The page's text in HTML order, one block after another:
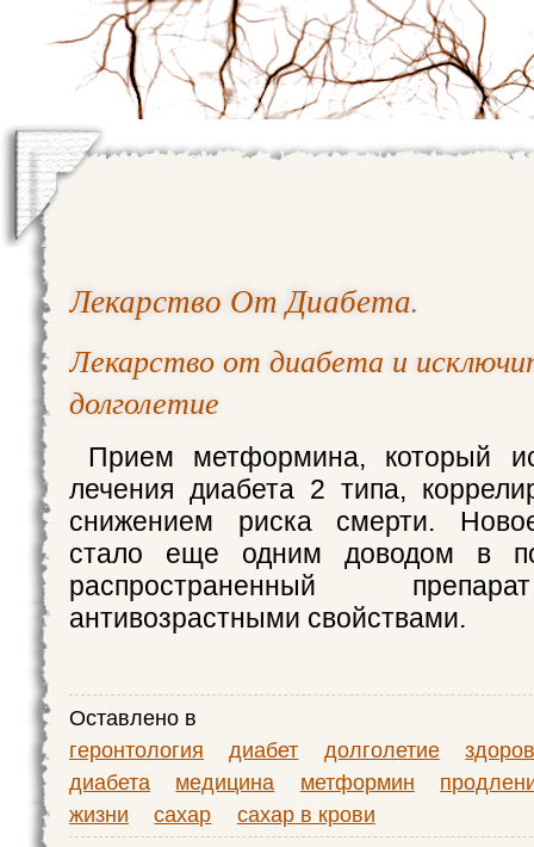
Лекарство От Диабета.
Лекарство от диабета и
долголетие
Прием метформина, который
лечения диабета 2 типа,
снижением риска смерти.
стало еще одним доводом в
распространенный
антивозрастными свойствами.
Оставлено в
геронтология
диабет долголетие
диабета
медицина метформин
жизни
сахар сахар в крови